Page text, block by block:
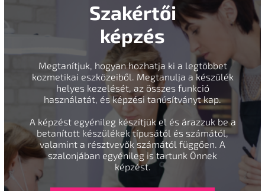
Szakértői
képzés
Megtanítjuk, hogyan hozhatja ki a legtöbbet
kozmetikai eszközeiből. Megtanulja a készülék
helyes kezelését, az összes funkció
használatát, és képzési tanúsítványt kap.
A képzést egyénileg készítjük el és árazzuk be a
betanított készülékek típusától és számától,
valamint a résztvevők számától függően. A
szalonjában egyénileg is tartunk Önnek
képzést.